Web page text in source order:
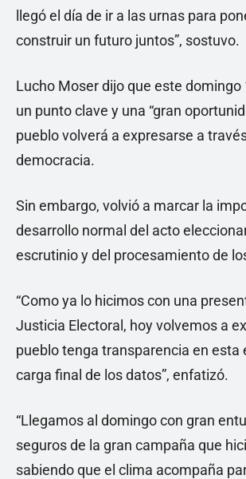
llegó el día de ir a las urnas para
construir un futuro juntos”, sostuvo.
Lucho Moser dijo que este domingo
un punto clave y una “gran
pueblo volverá a expresarse a
democracia.
Sin embargo, volvió a marcar la
desarrollo normal del acto
escrutinio y del procesamiento de
“Como ya lo hicimos con una
Justicia Electoral, hoy volvemos a
pueblo tenga transparencia en esta
carga final de los datos”, enfatizó.
“Llegamos al domingo con gran
seguros de la gran campaña que
sabiendo que el clima acompaña